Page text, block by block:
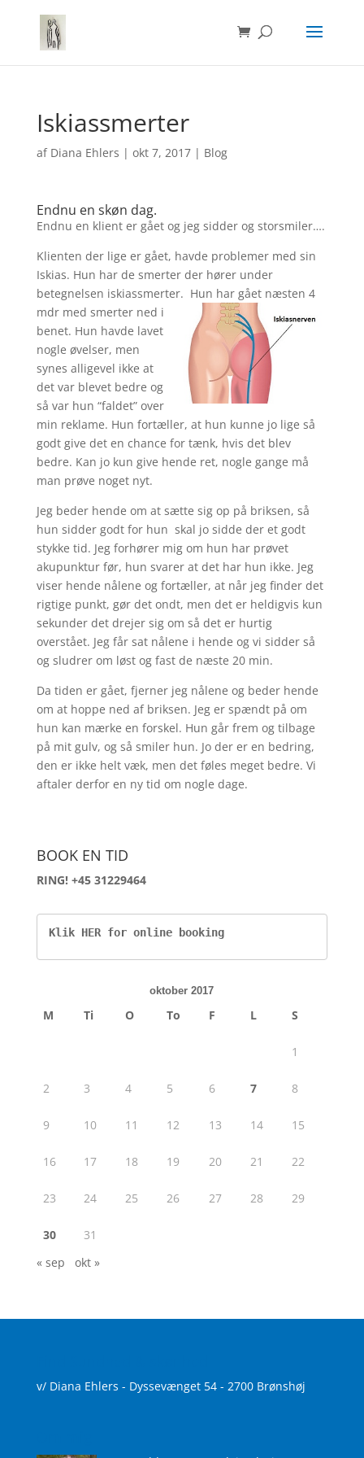
Iskiassmerter
af Diana Ehlers | okt 7, 2017| Blog
Endnu en skøn dag.
Endnu en klient er gået og jeg sidder og storsmiler….
Klienten der lige er gået, havde problemer med sin
Iskias. Hun har de smerter der hører under
betegnelsen iskiassmerter. Hun har gået næsten 4
mdr med smerterned i
benet. Hun havde lavet
nogle øvelser, men
synes alligevel ikke at
det var blevet bedre og
så var hun “faldet” over
min reklame. Hun fortæller, at hun kunne jo lige så
godt give det en chance for tænk, hvis det blev
bedre. Kan jo kun give hende ret, nogle gange må
man prøve noget nyt.
Jeg beder hende om at sætte sig op på briksen, så
hun sidder godt for hun skal jo sidde der et godt
stykke tid. Jeg forhører mig om hun har prøvet
akupunktur før, hun svarer at det har hun ikke. Jeg
viser hende nålene og fortæller, at når jeg finder det
rigtige punkt, gør det ondt, men det er heldigvis kun
sekunder det drejer sig om så det er hurtig
overstået. Jeg får sat nålene i hende og vi sidder så
og sludrer om løst og fast de næste 20 min.
Da tiden er gået, fjerner jeg nålene og beder hende
om at hoppe ned af briksen. Jeg er spændt på om
hun kan mærke en forskel. Hun går frem og tilbage
på mit gulv, og så smiler hun. Jo der er en bedring,
den er ikke helt væk, men det føles meget bedre. Vi
aftaler derfor en ny tid om nogle dage.
BOOK EN TID
RING! +45 31229464
Klik HER for online booking
oktober 2017
M Ti O To F L S
1
2 3 4 5 6 7 8
9 10 11 12 13 14 15
16 17 18 19 20 21 22
23 24 25 26 27 28 29
30
31
« sep
okt »
v/ Diana Ehlers - Dyssevænget 54 - 2700 Brønshøj